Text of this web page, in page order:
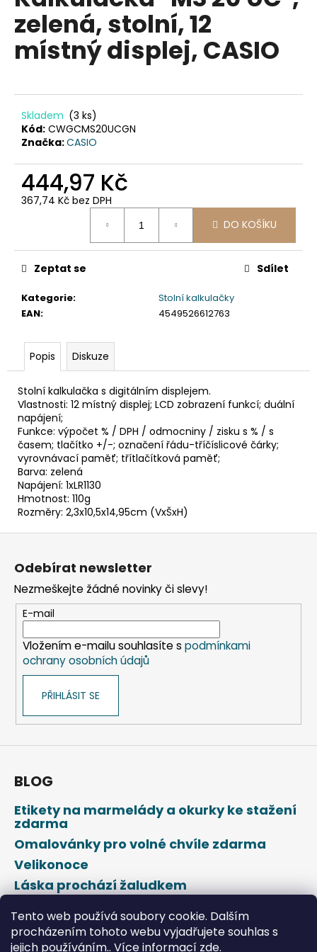
Tento web používá soubory cookie. Dalším
procházením tohoto webu vyjadřujete souhlas s
jejich používáním.. Více informací zde.
z
5
hvězdiček.
zelená, stolní, 12
místný displej, CASIO
Skladem (3 ks)
Kód: CWGCMS20UCGN
Značka:CASIO
444,97 Kč
367,74 Kč bez DPH
DO KOŠÍKU
Kategorie:
Stolní kalkulačky
EAN: 4549526612763
Zeptat se Sdílet
Popis Diskuze
Stolní kalkulačka s digitálním displejem.
Vlastnosti: 12 místný displej; LCD zobrazení funkcí; duální
napájení;
Funkce: výpočet % / DPH / odmocniny / zisku s % / s
časem; tlačítko +/-; označení řádu-tříčíslicové čárky;
vyrovnávací paměť; třítlačítková paměť;
Barva: zelená
Napájení: 1xLR1130
Hmotnost: 110g
Rozměry: 2,3x10,5x14,95cm (VxŠxH)
a
j
í
?
HLEDAT
p
o
u
č
e
e
ETIKETY
SAMOLEPICÍ
70X37
MM
POTISK
240
KS
99
Z
Odebírat newsletter
Nezmeškejte žádné novinky či slevy!
E-mail
Vložením e-mailu souhlasíte s podmínkami
ochrany osobních údajů
PŘIHLÁSIT SE
BLOG
Etikety na marmelády a okurky ke stažení
zdarma
Omalovánky pro volné chvíle zdarma
Velikonoce
Láska prochází žaludkem